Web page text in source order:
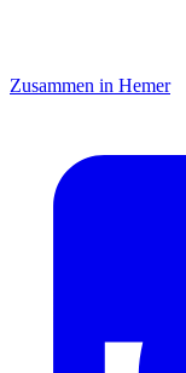
Zusammen in Hemer